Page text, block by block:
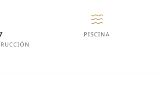
PISCINA